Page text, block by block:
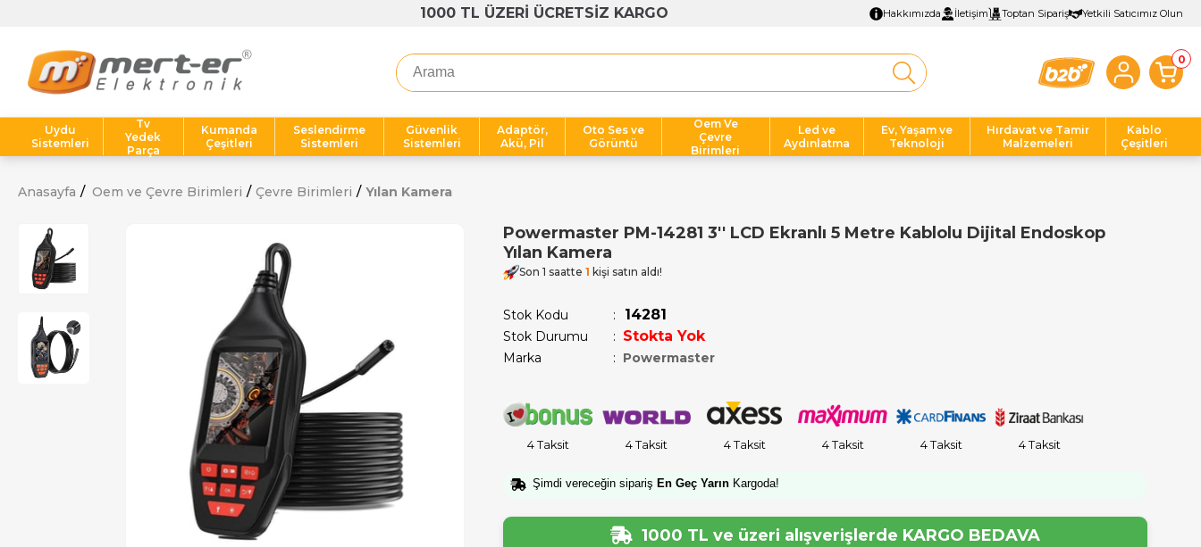
1000 TL ÜZERİ ÜCRETSİZ KARGO Hakkımızda İletişim Toptan Sipariş Yetkili Satıcımız Olun
0
Uydu
Sistemleri
Tv
Yedek
Parça
Kumanda
Çeşitleri
Seslendirme
Sistemleri
Güvenlik
Sistemleri
Adaptör,
Akü, Pil
Oto Ses ve
Görüntü
Oem Ve
Çevre
Birimleri
Led ve
Aydınlatma
Ev, Yaşam ve
Teknoloji
Hırdavat ve Tamir
Malzemeleri
Kablo
Çeşitleri
Anasayfa Oem ve Çevre Birimleri Çevre Birimleri Yılan Kamera
Powermaster PM-14281 3'' LCD Ekranlı 5 Metre Kablolu Dijital Endoskop
Yılan Kamera
Son 1 saatte 1 kişi satın aldı!
Stok Kodu 14281
Stok Durumu : Stokta Yok
Marka : Powermaster
4 Taksit 4 Taksit 4 Taksit 4 Taksit 4 Taksit 4 Taksit
Şimdi vereceğin sipariş En Geç Yarın Kargoda!
1000 TL ve üzeri alışverişlerde KARGO BEDAVA